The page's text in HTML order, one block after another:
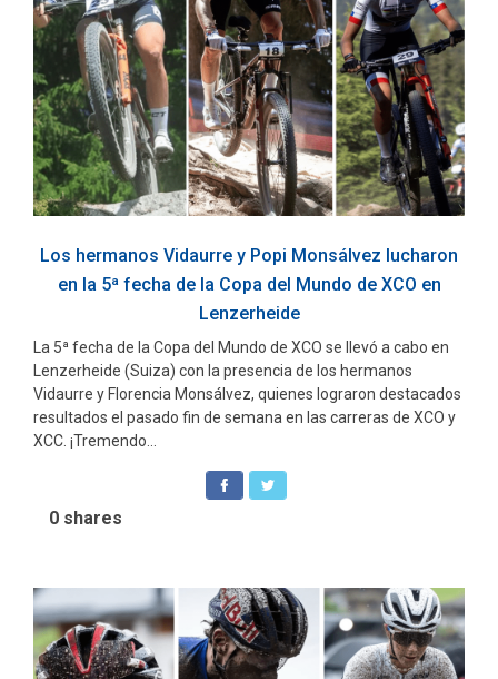
Los hermanos Vidaurre y Popi Monsálvez lucharon
en la 5ª fecha de la Copa del Mundo de XCO en
Lenzerheide
La 5ª fecha de la Copa del Mundo de XCO se llevó a cabo en
Lenzerheide (Suiza) con la presencia de los hermanos
Vidaurre y Florencia Monsálvez, quienes lograron destacados
resultados el pasado fin de semana en las carreras de XCO y
XCC. ¡Tremendo...
0 shares